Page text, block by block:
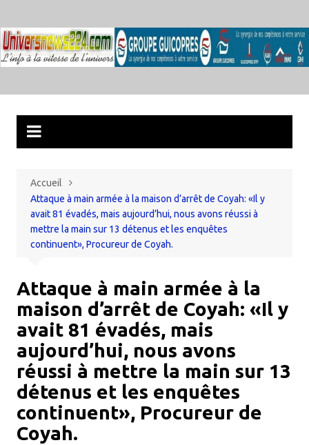
au
contenu
Accueil
Attaque à main armée à la maison d’arrêt de Coyah: «Il y
avait 81 évadés, mais aujourd’hui, nous avons réussi à
mettre la main sur 13 détenus et les enquêtes
continuent», Procureur de Coyah.
Attaque à main armée à la
maison d’arrêt de Coyah: «Il y
avait 81 évadés, mais
aujourd’hui, nous avons
réussi à mettre la main sur 13
détenus et les enquêtes
continuent», Procureur de
Coyah.